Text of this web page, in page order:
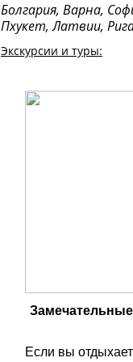
Болгария, Варна,
Пхукет, Латвии,
Экскурсии и туры:
Если вы